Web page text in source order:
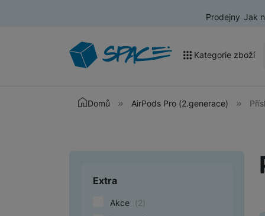
Prodejny Jak
Kategorie zboží
Akce a výprodej
Domů AirPods Pro (2.generace)
Upřesnit
Extra
Akce (2)